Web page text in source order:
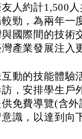
人約計1,500人
勁，為兩年一
國際間的技術
產業發展注入
動的技能體驗
，安排學生戶
免費導覽(含外
識，以達到向